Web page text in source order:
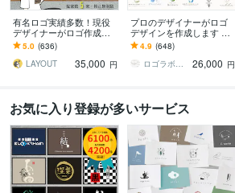
有名ロゴ実績多数！現役
デザイナーがロゴ作成し
ます 5案でご提案・修正無
制限・著作権譲渡・用途
別アドバイス対応
5.0 (636)
LAYOUT
35,000 円
プロのデザイナーがロゴ
デザインを作成します ご
納得いただけなければ料
金は頂きません｜デザイ
ンの丸投げOK
4.9 (648)
ロゴラボ｜企業・店舗特化型デザイン事務所
26,000 円
お気に入り登録が多いサービス